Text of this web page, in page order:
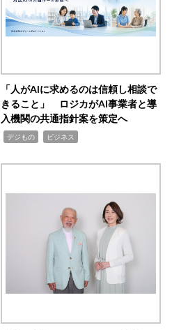
「人がAIに求めるのは信頼し相談で
きること」 ロジカがAI事業者と導
入機関の共通指針案を策定へ
デジもの ビジネス